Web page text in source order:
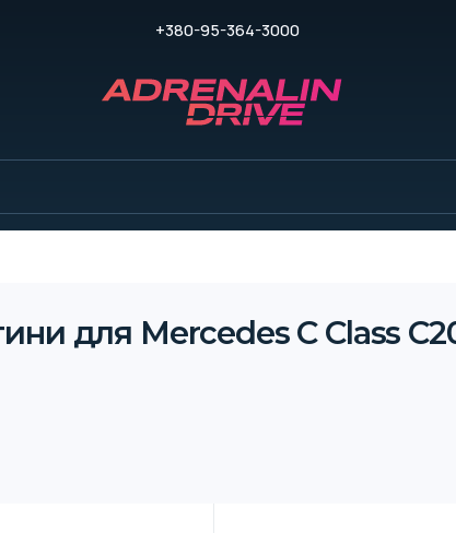
+380-95-364-3000
для Mercedes C Class